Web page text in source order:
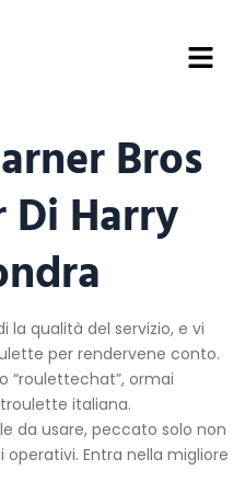
Bros
Di Harry
la qualità del servizio, e vi
per rendervene conto.
“roulettechat”, ormai
italiana.
da usare, peccato solo non
Entra nella migliore